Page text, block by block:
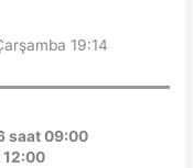
19:14
saat 09:00